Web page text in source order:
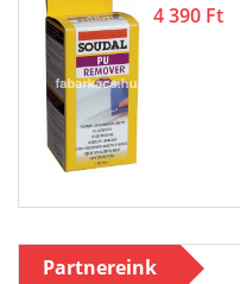
4 390 Ft
Partnereink